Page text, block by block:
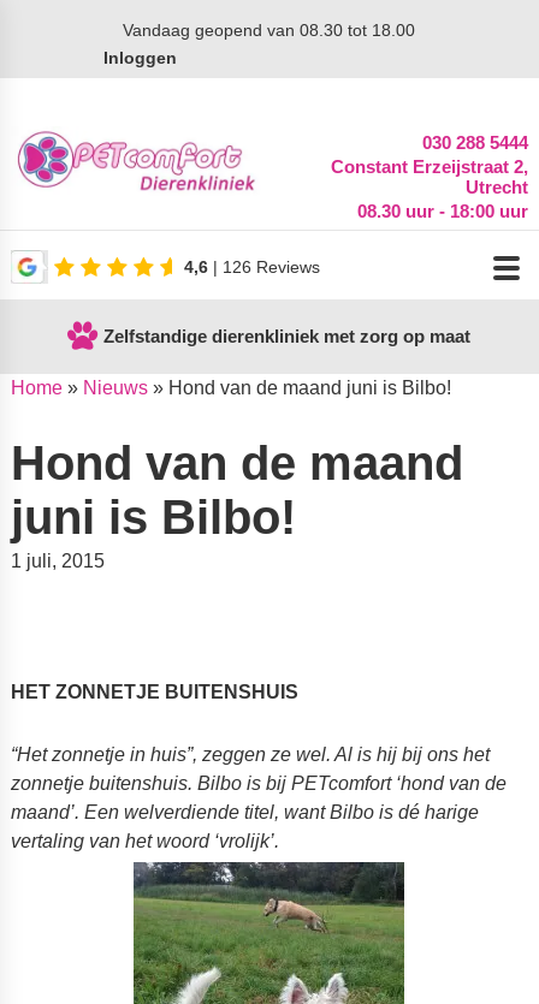
Vandaag geopend van 08.30 tot 18.00
Inloggen
030 288 5444
Constant Erzeijstraat 2,
Utrecht
08.30 uur - 18:00 uur
4,6 | 126 Reviews
Zelfstandige dierenkliniek met zorg op maat
Home» Nieuws» Hond van de maand juni is Bilbo!
Hond van de maand
juni is Bilbo!
1 juli, 2015
HET ZONNETJE BUITENSHUIS
“Het zonnetje in huis”, zeggen ze wel. Al is hij bij ons het
zonnetje buitenshuis. Bilbo is bij PETcomfort ‘hond van de
maand’. Een welverdiende titel, want Bilbo is dé harige
vertaling van het woord ‘vrolijk’.